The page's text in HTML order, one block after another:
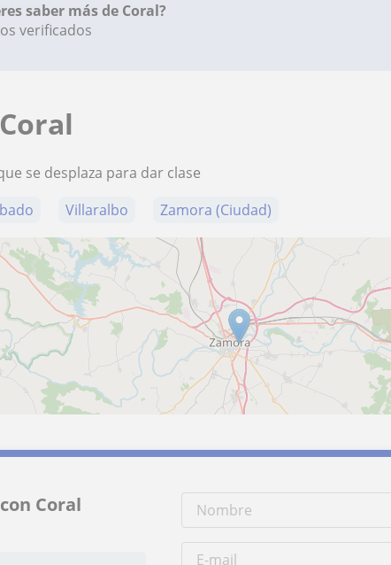
saber más de Coral?
verificados
se desplaza para dar clase
Villaralbo Zamora (Ciudad)
Coral